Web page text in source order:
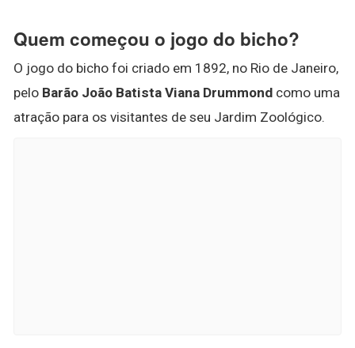
Quem começou o jogo do bicho?
O jogo do bicho foi criado em 1892, no Rio de Janeiro,
pelo Barão João Batista Viana Drummond como uma
atração para os visitantes de seu Jardim Zoológico.